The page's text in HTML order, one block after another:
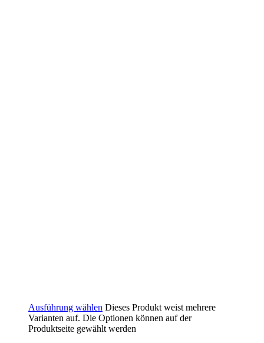
Ausführung wählen Dieses Produkt weist mehrere
Varianten auf. Die Optionen können auf der
Produktseite gewählt werden